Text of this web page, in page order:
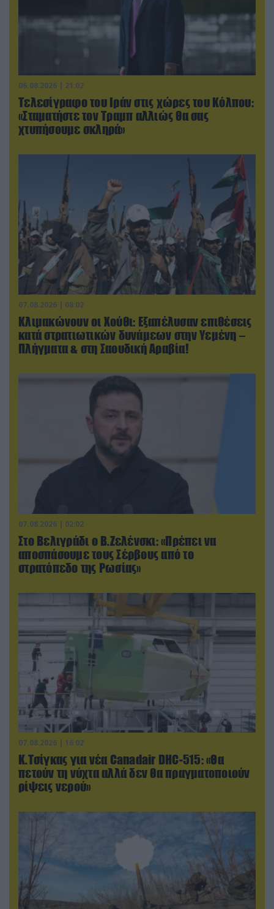
06.08.2026 | 21:02
Τελεσίγραφο του Ιράν στις χώρες του Κόλπου:
«Σταματήστε τον Τραμπ αλλιώς θα σας
χτυπήσουμε σκληρά»
07.08.2026 | 08:02
Κλιμακώνουν οι Χούθι: Eξαπέλυσαν επιθέσεις
κατά στρατιωτικών δυνάμεων στην Υεμένη –
Πλήγματα & στη Σαουδική Αραβία!
07.08.2026 | 02:02
Στο Βελιγράδι ο Β.Ζελένσκι: «Πρέπει να
αποσπάσουμε τους Σέρβους από το
στρατόπεδο της Ρωσίας»
07.08.2026 | 16:02
Κ.Τσίγκας για νέα Canadair DHC-515: «Θα
πετούν τη νύχτα αλλά δεν θα πραγματοποιούν
ρίψεις νερού»